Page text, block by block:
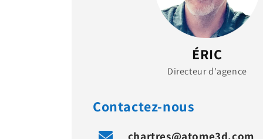
ÉRIC
Directeur d'agence
Contactez-nous